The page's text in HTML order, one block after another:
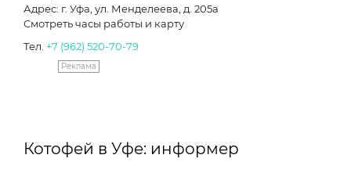
Адрес: г. Уфа, ул. Менделеева, д. 205а
Смотреть часы работы и карту
Тел. +7 (962) 520-70-79
Реклама
Котофей в Уфе: информер